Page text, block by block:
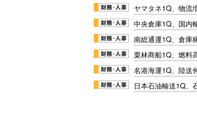
ヤマタネ1Q、物流
中央倉庫1Q、国内
南総通運1Q、倉庫
栗林商船1Q、燃料
名港海運1Q、陸送
日本石油輸送1Q、